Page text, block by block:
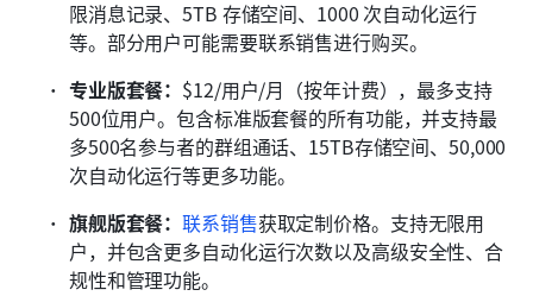
限消息记录、5TB 存储空间、1000 次自动化运行
等。部分用户可能需要联系销售进行购买。
专业版套餐： $12/用户/月（按年计费），最多支持
500位用户。包含标准版套餐的所有功能，并支持最
多500名参与者的群组通话、15TB存储空间、50,000
次自动化运行等更多功能。
旗舰版套餐：联系销售获取定制价格。支持无限用
户，并包含更多自动化运行次数以及高级安全性、合
规性和管理功能。